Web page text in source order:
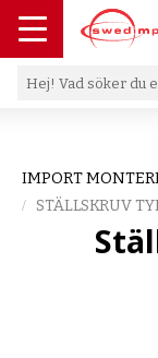
Meny
IMPORT
STÄLLSKRUV